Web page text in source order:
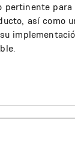
pertinente para
así como